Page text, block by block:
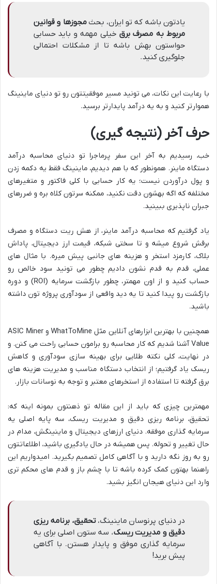
یادتون باشه که تو ایران، بحثمجوزها و قوانین
مربوط به مصرف برق خیلی مهمه و باید حسابی
حواستون بهش باشه تا از مشکلات احتمالی
جلوگیری کنید.
با رعایت این نکات، می تونید مسیر موفقیتتون رو تو دنیای ماینینگ
هموارتر کنید و به یه درآمد پایدارتر برسید.
حرف آخر (نتیجه گیری)
خب، رسیدیم به آخر این سفر پرماجرا تو دنیای محاسبه درآمد
دستگاه ماینر. همونطور که با هم دیدیم، ماینینگ فقط یه دکمه زدن
و پول درآوردن نیست؛ یه کار حسابی با کلی فاکتور و متغیرهای
مختلفه که اگه بهشون دقت نکنید، ممکنه سرتون کلاه بره و ضررهای
جبران ناپذیری ببینید.
یاد گرفتیم که محاسبه درآمد ماینر، از هش ریت دستگاه و مصرف
برقش شروع میشه و تا سختی شبکه، قیمت ارز دیجیتال، پاداش
بلاک، کارمزد استخر و هزینه های جانبی پیش میره. با مثال های
عملی، قدم به قدم نشون دادیم چطور می تونید سود خالص رو
حساب کنید و از اون مهمتر، چطور بازگشت سرمایه (ROI) و دوره
بازگشت رو پیدا کنید تا یه دید واقعی از سودآوری پروژه تون داشته
باشید.
همچنین با بهترین ابزارهای آنلاین مثل WhatToMine و ASIC Miner
Value آشنا شدیم که کار محاسبه رو برامون حسابی راحت می کنن. و
در نهایت، کلی نکته طلایی برای بهینه سازی سودآوری و کاهش
ریسک یاد گرفتیم؛ از انتخاب دستگاه مناسب و مدیریت هزینه های
برق گرفته تا استفاده از استخرهای معتبر و توجه به نوسانات بازار.
مهمترین چیزی که باید از این مقاله تو ذهنتون بمونه اینه که:
تحقیق، برنامه ریزی دقیق و مدیریت ریسک، سه پایه اصلی یه
سرمایه گذاری موفقه. دنیای ارزهای دیجیتال و ماینینگش، مدام در
حال تغییر و تحوله. پس همیشه در حال یادگیری باشید، اطلاعاتتون
رو به روز نگه دارید و با آگاهی کامل تصمیم بگیرید. امیدواریم این
راهنما بهتون کمک کرده باشه تا با چشم باز و قدم های محکم تری
وارد این دنیای هیجان انگیز بشید.
در دنیای پرنوسان ماینینگ،تحقیق، برنامه ریزی
دقیق و مدیریت ریسک، سه ستون اصلی برای یه
سرمایه گذاری موفق و پایدار هستن. با آگاهی
پیش برید!